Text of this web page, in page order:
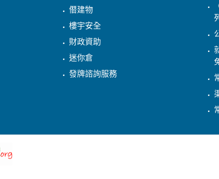
僭建物
樓宇安全
財政資助
迷你倉
發牌諮詢服務